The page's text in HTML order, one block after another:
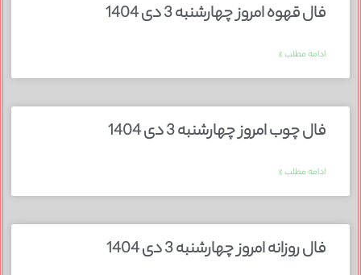
فال قهوه امروز چهارشنبه 3 دی 1404
ادامه مطلب »
فال چوب امروز چهارشنبه 3 دی 1404
ادامه مطلب »
فال روزانه امروز چهارشنبه 3 دی 1404